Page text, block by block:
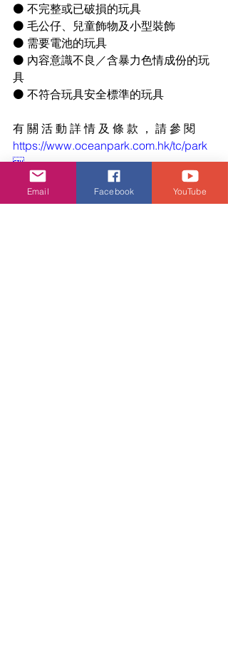
⚫ 不完整或已破損的玩具
⚫ 毛公仔、兒童飾物及小型裝飾
⚫ 需要電池的玩具
⚫ 內容意識不良／含暴力色情成份的玩
具
⚫ 不符合玩具安全標準的玩具
有 關 活 動 詳 情 及 條 款 ， 請 參 閱
https://www.oceanpark.com.hk/tc/park

experience/children-s-day-celebration-
with-giant-panda-twins
Email Facebook YouTube